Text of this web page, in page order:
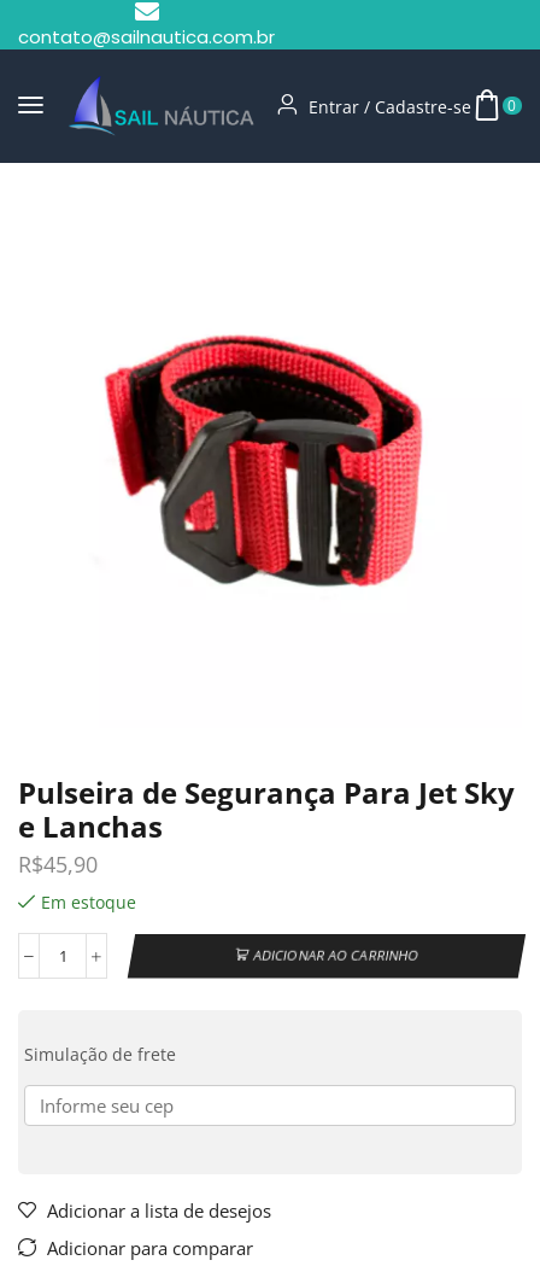
contato@sailnautica.com.br
Entrar / Cadastre-se 0
Pulseira de Segurança Para Jet Sky
e Lanchas
R$45,90
Em estoque
ADICIONAR AO CARRINHO
Simulação de frete
Adicionar a lista de desejos
Adicionar para comparar